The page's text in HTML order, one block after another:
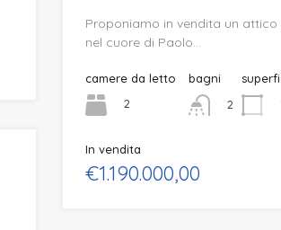
Proponiamo in vendita un attico
nel cuore di Paolo…
camere da letto
2
bagni
2
In vendita
€1.190.000,00